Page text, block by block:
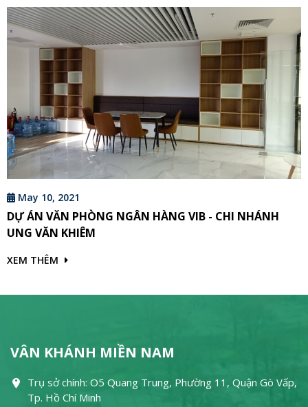
May 10, 2021
DỰ ÁN VĂN PHÒNG NGÂN HÀNG VIB - CHI NHÁNH
UNG VĂN KHIÊM
XEM THÊM
VÂN KHÁNH MIỀN NAM
Trụ sở chính: O5 Quang Trung, Phường 11, Quận Gò Vấp,
Tp. Hồ Chí Minh